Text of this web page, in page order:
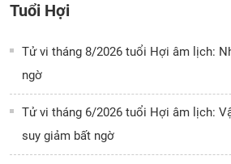
Tuổi Hợi
Tử vi tháng 8/2026 tuổi Hợi âm lịch:
ngờ
Tử vi tháng 6/2026 tuổi Hợi âm lịch:
suy giảm bất ngờ